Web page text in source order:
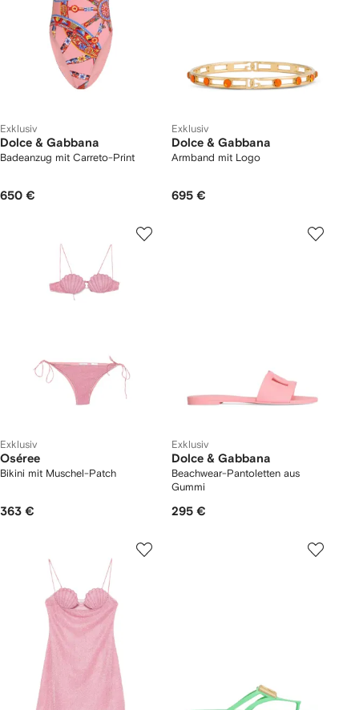
Exklusiv
Dolce & Gabbana
Badeanzug mit Carreto-Print
650 €
Exklusiv
Dolce & Gabbana
Armband mit Logo
695 €
Exklusiv
Oséree
Bikini mit Muschel-Patch
363 €
Exklusiv
Dolce & Gabbana
Beachwear-Pantoletten aus
Gummi
295 €